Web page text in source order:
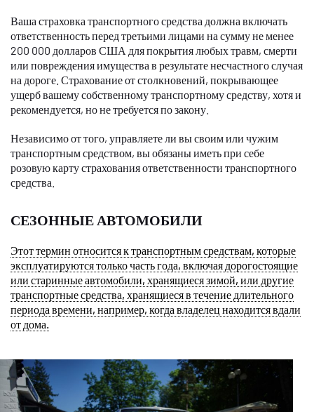
Ваша страховка транспортного средства должна включать
ответственность перед третьими лицами на сумму не менее
200 000 долларов США для покрытия любых травм, смерти
или повреждения имущества в результате несчастного случая
на дороге. Страхование от столкновений, покрывающее
ущерб вашему собственному транспортному средству, хотя и
рекомендуется, но не требуется по закону.
Независимо от того, управляете ли вы своим или чужим
транспортным средством, вы обязаны иметь при себе
розовую карту страхования ответственности транспортного
средства.
СЕЗОННЫЕ АВТОМОБИЛИ
Этот термин относится к транспортным средствам, которые
эксплуатируются только часть года, включая дорогостоящие
или старинные автомобили, хранящиеся зимой, или другие
транспортные средства, хранящиеся в течение длительного
периода времени, например, когда владелец находится вдали
от дома.